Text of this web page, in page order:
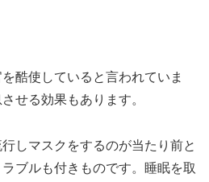
酷使していると言われていま
せる効果もあります。
しマスクをするのが当たり前と
ブルも付きものです。睡眠を取